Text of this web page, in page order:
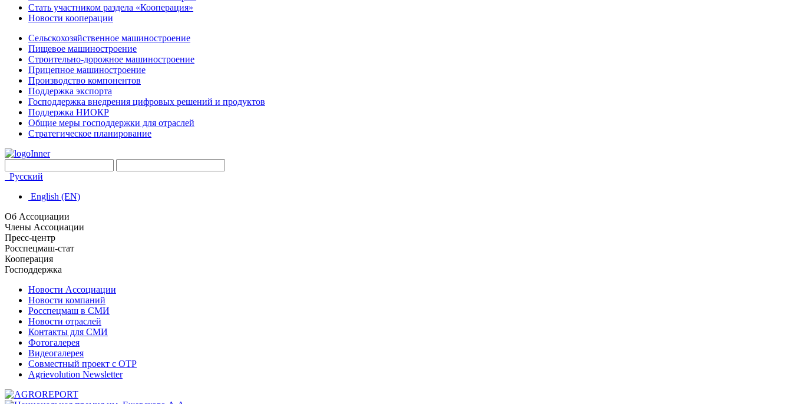
Стать участником раздела «Кооперация»
Новости кооперации
Сельскохозяйственное машиностроение
Пищевое машиностроение
Строительно-дорожное машиностроение
Прицепное машиностроение
Производство компонентов
Поддержка экспорта
Господдержка внедрения цифровых решений и продуктов
Поддержка НИОКР
Общие меры господдержки для отраслей
Стратегическое планирование
Русский
English (EN)
Об Ассоциации
Члены Ассоциации
Пресс-центр
Росспецмаш-стат
Кооперация
Господдержка
Новости Ассоциации
Новости компаний
Росспецмаш в СМИ
Новости отраслей
Контакты для СМИ
Фотогалерея
Видеогалерея
Совместный проект с ОТР
Agrievolution Newsletter